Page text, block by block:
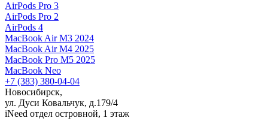
AirPods Pro 3
AirPods Pro 2
AirPods 4
MacBook Air M3 2024
MacBook Air M4 2025
MacBook Pro M5 2025
MacBook Neo
+7 (383) 380-04-04
Новосибирск,
ул. Дуси Ковальчук, д.179/4
iNeed отдел островной, 1 этаж